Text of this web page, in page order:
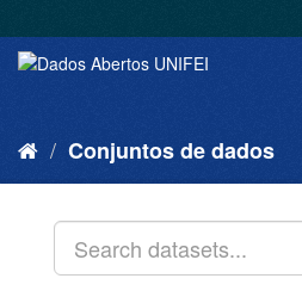
Conjuntos de dados